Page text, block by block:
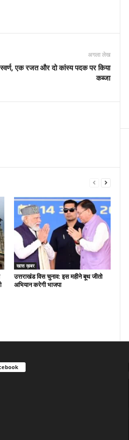
अगला लेख
एक रजत और दो कांस्य पदक पर किया
कब्जा
खास ख़बर
उत्तराखंड विस चुनाव: इस महीने बूथ जीतो
अभियान करेगी भाजपा